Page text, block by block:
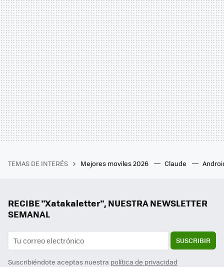
TEMAS DE INTERÉS Mejores moviles 2026 Claude
RECIBE "Xatakaletter", NUESTRA NEWSLETTER
SEMANAL
SUSCRIBIR
Suscribiéndote aceptas nuestra política de privacidad